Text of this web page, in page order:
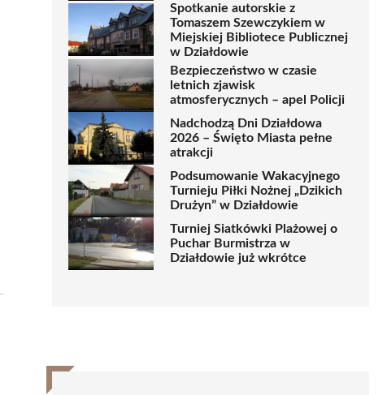
Spotkanie autorskie z
Tomaszem Szewczykiem w
Miejskiej Bibliotece Publicznej
w Działdowie
Bezpieczeństwo w czasie
letnich zjawisk
atmosferycznych – apel Policji
Nadchodzą Dni Działdowa
2026 – Święto Miasta pełne
atrakcji
Podsumowanie Wakacyjnego
Turnieju Piłki Nożnej „Dzikich
Drużyn” w Działdowie
Turniej Siatkówki Plażowej o
Puchar Burmistrza w
Działdowie już wkrótce